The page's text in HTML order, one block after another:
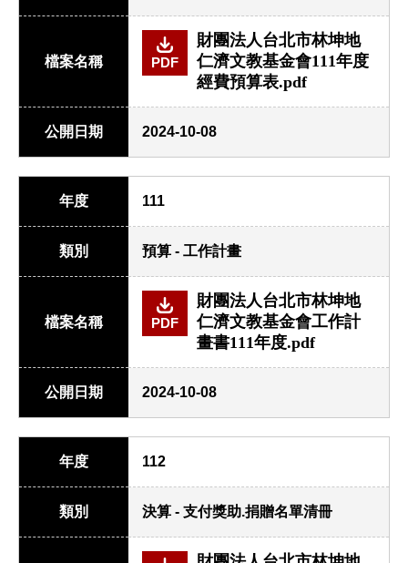
檔案名稱 PDF
財團法人台北市林坤地
仁濟文教基金會111年度
經費預算表.pdf
公開日期 2024-10-08
年度 111
類別 預算 - 工作計畫
檔案名稱 PDF
財團法人台北市林坤地
仁濟文教基金會工作計
畫書111年度.pdf
公開日期 2024-10-08
年度 112
類別 決算 - 支付獎助.捐贈名單清冊